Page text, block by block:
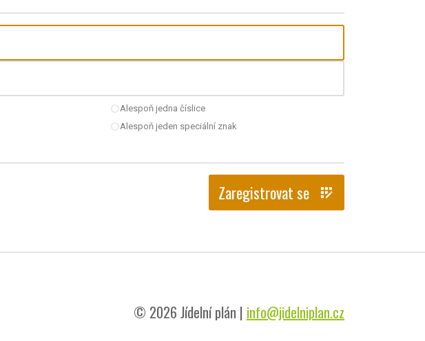
radio_button_uncheckedAlespoň jedna číslice
radio_button_uncheckedAlespoň jeden speciální znak
Zaregistrovat se app_registration
© 2026 Jídelní plán | info@jidelniplan.cz